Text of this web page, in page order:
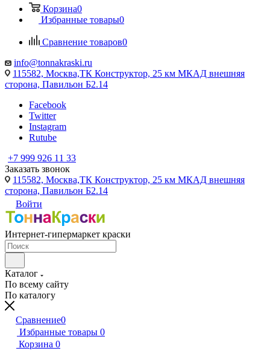
Корзина0
Избранные товары0
Сравнение товаров0
info@tonnakraski.ru
115582, Москва,ТК Конструктор, 25 км МКАД внешняя
сторона, Павильон Б2.14
Facebook
Twitter
Instagram
Rutube
+7 999 926 11 33
Заказать звонок
115582, Москва,ТК Конструктор, 25 км МКАД внешняя
сторона, Павильон Б2.14
Войти
Интернет-гипермаркет краски
Каталог
По всему сайту
По каталогу
Сравнение0
Избранные товары 0
Корзина 0